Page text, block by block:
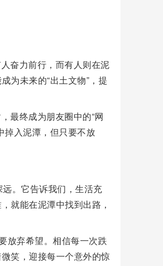
奋力前行，而有人则在泥
为未来的“出土文物”，提
最终成为朋友圈中的“网
掉入泥潭，但只要不放
远。它告诉我们，生活充
就能在泥潭中找到出路，
放弃希望。相信每一次跌
笑，迎接每一个意外的惊